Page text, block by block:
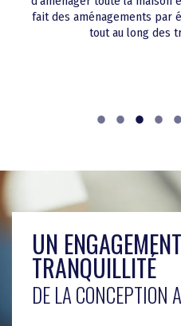
UN
TRANQUILLITÉ
DE LA CONCEPTION